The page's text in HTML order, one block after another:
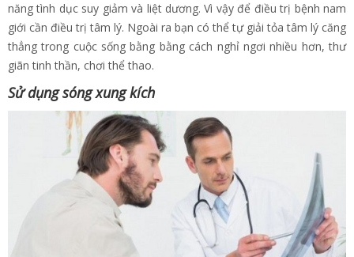
năng tình dục suy giảm và liệt dương. Vì vậy để điều trị bệnh nam
giới cần điều trị tâm lý. Ngoài ra bạn có thể tự giải tỏa tâm lý căng
thẳng trong cuộc sống bằng bằng cách nghỉ ngơi nhiều hơn, thư
giãn tinh thần, chơi thể thao.
Sử dụng sóng xung kích